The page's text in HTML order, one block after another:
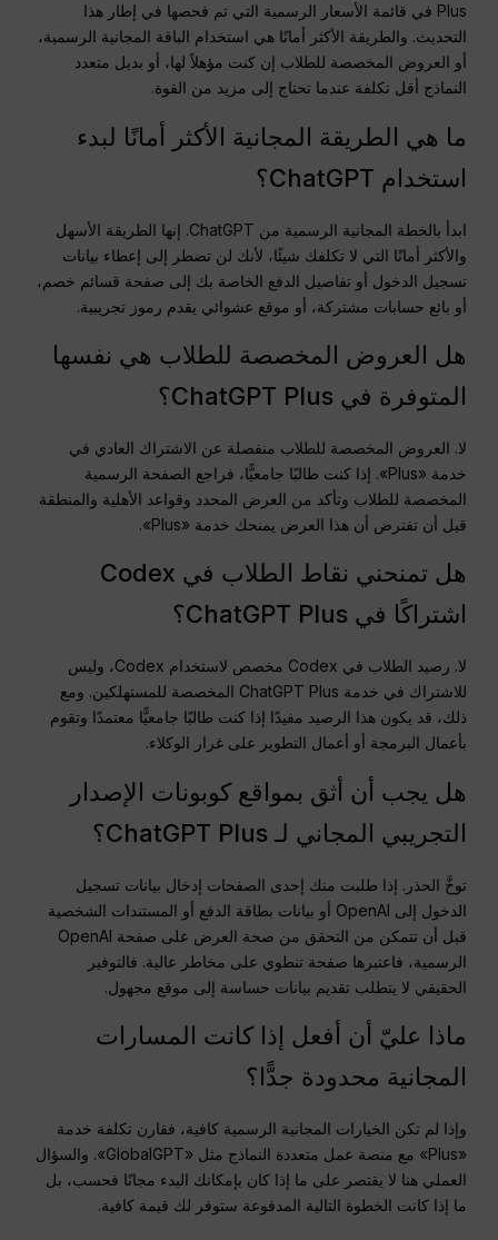
Plus في قائمة الأسعار الرسمية التي تم فحصها في إطار هذا
التحديث. والطريقة الأكثر أمانًا هي استخدام الباقة المجانية الرسمية،
أو العروض المخصصة للطلاب إن كنت مؤهلاً لها، أو بديل متعدد
النماذج أقل تكلفة عندما تحتاج إلى مزيد من القوة.
ما هي الطريقة المجانية الأكثر أمانًا لبدء
استخدام ChatGPT؟
ابدأ بالخطة المجانية الرسمية من ChatGPT. إنها الطريقة الأسهل
والأكثر أمانًا التي لا تكلفك شيئًا، لأنك لن تضطر إلى إعطاء بيانات
تسجيل الدخول أو تفاصيل الدفع الخاصة بك إلى صفحة قسائم خصم،
أو بائع حسابات مشتركة، أو موقع عشوائي يقدم رموز تجريبية.
هل العروض المخصصة للطلاب هي نفسها
المتوفرة في ChatGPT Plus؟
لا. العروض المخصصة للطلاب منفصلة عن الاشتراك العادي في
خدمة «Plus». إذا كنت طالبًا جامعيًّا، فراجع الصفحة الرسمية
المخصصة للطلاب وتأكد من العرض المحدد وقواعد الأهلية والمنطقة
قبل أن تفترض أن هذا العرض يمنحك خدمة «Plus».
هل تمنحني نقاط الطلاب في Codex
اشتراكًا في ChatGPT Plus؟
لا. رصيد الطلاب في Codex مخصص لاستخدام Codex، وليس
للاشتراك في خدمة ChatGPT Plus المخصصة للمستهلكين. ومع
ذلك، قد يكون هذا الرصيد مفيدًا إذا كنت طالبًا جامعيًّا معتمدًا وتقوم
بأعمال البرمجة أو أعمال التطوير على غرار الوكلاء.
هل يجب أن أثق بمواقع كوبونات الإصدار
التجريبي المجاني لـ ChatGPT Plus؟
توخَّ الحذر. إذا طلبت منك إحدى الصفحات إدخال بيانات تسجيل
الدخول إلى OpenAI أو بيانات بطاقة الدفع أو المستندات الشخصية
قبل أن تتمكن من التحقق من صحة العرض على صفحة OpenAI
الرسمية، فاعتبرها صفحة تنطوي على مخاطر عالية. فالتوفير
الحقيقي لا يتطلب تقديم بيانات حساسة إلى موقع مجهول.
ماذا عليّ أن أفعل إذا كانت المسارات
المجانية محدودة جدًّا؟
وإذا لم تكن الخيارات المجانية الرسمية كافية، فقارن تكلفة خدمة
«Plus» مع منصة عمل متعددة النماذج مثل «GlobalGPT». والسؤال
العملي هنا لا يقتصر على ما إذا كان بإمكانك البدء مجانًا فحسب، بل
ما إذا كانت الخطوة التالية المدفوعة ستوفر لك قيمة كافية.